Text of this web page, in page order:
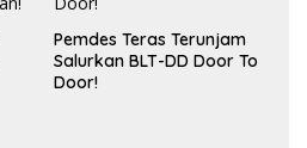
Pemdes Teras Terunjam
Salurkan BLT-DD Door To
Door!